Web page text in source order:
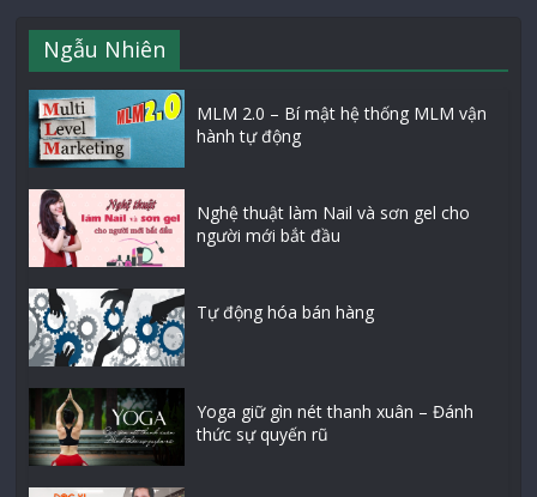
Ngẫu Nhiên
MLM 2.0 – Bí mật hệ thống MLM vận
hành tự động
Nghệ thuật làm Nail và sơn gel cho
người mới bắt đầu
Tự động hóa bán hàng
Yoga giữ gìn nét thanh xuân – Đánh
thức sự quyến rũ